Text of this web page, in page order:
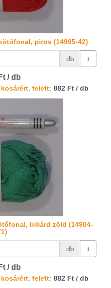
piros (14905-42)
db +
/ db
kosárért. felett: 882 Ft / db
biliárd zöld (14904-
db +
/ db
kosárért. felett: 882 Ft / db